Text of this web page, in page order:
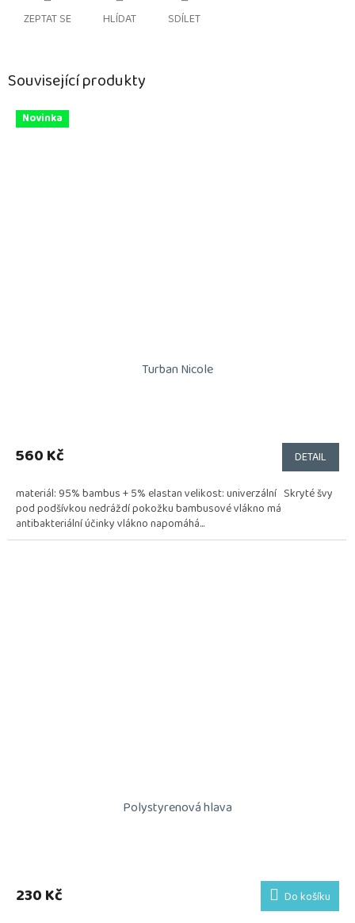
ZEPTAT SE HLÍDAT SDÍLET
Související produkty
Novinka
Turban Nicole
560 Kč DETAIL
materiál: 95% bambus + 5% elastan velikost: univerzální Skryté švy
pod podšívkou nedráždí pokožku bambusové vlákno má
antibakteriální účinky vlákno napomáhá...
Polystyrenová hlava
230 Kč Do košíku